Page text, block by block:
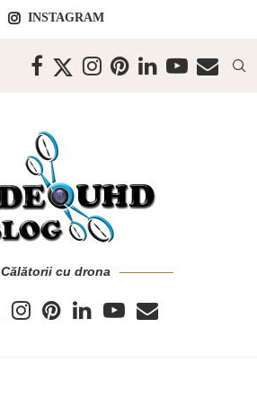
INSTAGRAM
Călătorii cu drona